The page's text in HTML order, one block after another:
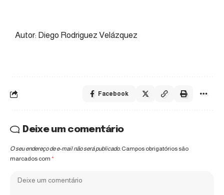
Autor: Diego Rodriguez Velázquez
Facebook
Deixe um comentário
O seu endereço de e-mail não será publicado. Campos obrigatórios são
marcados com *